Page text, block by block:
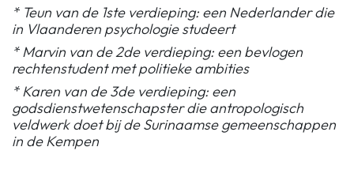
* Teun van de 1ste verdieping: een Nederlander die
in Vlaanderen psychologie studeert
* Marvin van de 2de verdieping: een bevlogen
rechtenstudent met politieke ambities
* Karen van de 3de verdieping: een
godsdienstwetenschapster die antropologisch
veldwerk doet bij de Surinaamse gemeenschappen
in de Kempen